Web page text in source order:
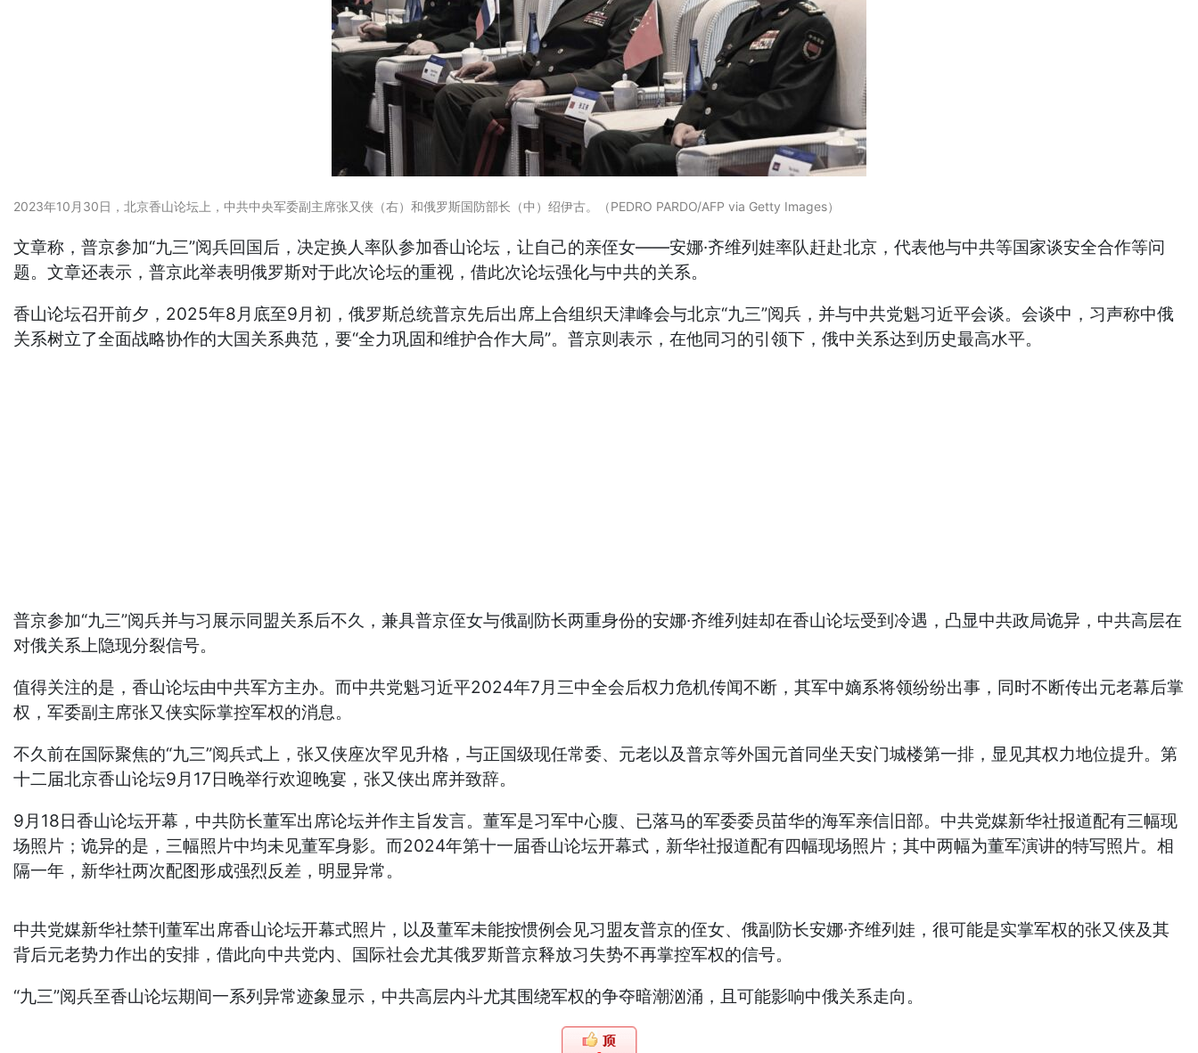
2023年10月30日，北京香山论坛上，中共中央军委副主席张又侠（右）和俄罗斯国防部长（中）绍伊古。（PEDRO PARDO/AFP via Getty Images）
文章称，普京参加“九三”阅兵回国后，决定换人率队参加香山论坛，让自己的亲侄女——安娜·齐维列娃率队赶赴北京，代表他与中共等国家谈安全合作等问
题。文章还表示，普京此举表明俄罗斯对于此次论坛的重视，借此次论坛强化与中共的关系。
香山论坛召开前夕，2025年8月底至9月初，俄罗斯总统普京先后出席上合组织天津峰会与北京“九三”阅兵，并与中共党魁习近平会谈。会谈中，习声称中俄
关系树立了全面战略协作的大国关系典范，要“全力巩固和维护合作大局”。普京则表示，在他同习的引领下，俄中关系达到历史最高水平。
普京参加“九三”阅兵并与习展示同盟关系后不久，兼具普京侄女与俄副防长两重身份的安娜·齐维列娃却在香山论坛受到冷遇，凸显中共政局诡异，中共高层在
对俄关系上隐现分裂信号。
值得关注的是，香山论坛由中共军方主办。而中共党魁习近平2024年7月三中全会后权力危机传闻不断，其军中嫡系将领纷纷出事，同时不断传出元老幕后掌
权，军委副主席张又侠实际掌控军权的消息。
不久前在国际聚焦的“九三”阅兵式上，张又侠座次罕见升格，与正国级现任常委、元老以及普京等外国元首同坐天安门城楼第一排，显见其权力地位提升。第
十二届北京香山论坛9月17日晚举行欢迎晚宴，张又侠出席并致辞。
9月18日香山论坛开幕，中共防长董军出席论坛并作主旨发言。董军是习军中心腹、已落马的军委委员苗华的海军亲信旧部。中共党媒新华社报道配有三幅现
场照片；诡异的是，三幅照片中均未见董军身影。而2024年第十一届香山论坛开幕式，新华社报道配有四幅现场照片；其中两幅为董军演讲的特写照片。相
隔一年，新华社两次配图形成强烈反差，明显异常。
中共党媒新华社禁刊董军出席香山论坛开幕式照片，以及董军未能按惯例会见习盟友普京的侄女、俄副防长安娜·齐维列娃，很可能是实掌军权的张又侠及其
背后元老势力作出的安排，借此向中共党内、国际社会尤其俄罗斯普京释放习失势不再掌控军权的信号。
“九三”阅兵至香山论坛期间一系列异常迹象显示，中共高层内斗尤其围绕军权的争夺暗潮汹涌，且可能影响中俄关系走向。